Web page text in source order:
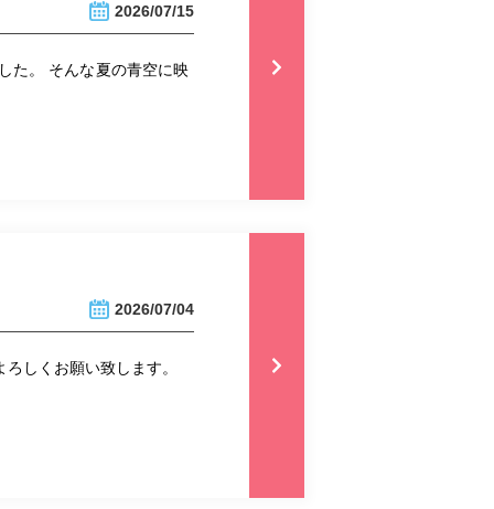
2026/07/15
た。 そんな夏の青空に映
2026/07/04
しくお願い致します。